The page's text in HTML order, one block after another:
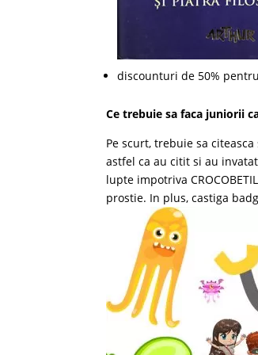
discounturi de 50%
Ce trebuie sa faca juniorii
Pe scurt, trebuie sa
astfel ca au citit si au
lupte impotriva
prostie. In plus, castiga